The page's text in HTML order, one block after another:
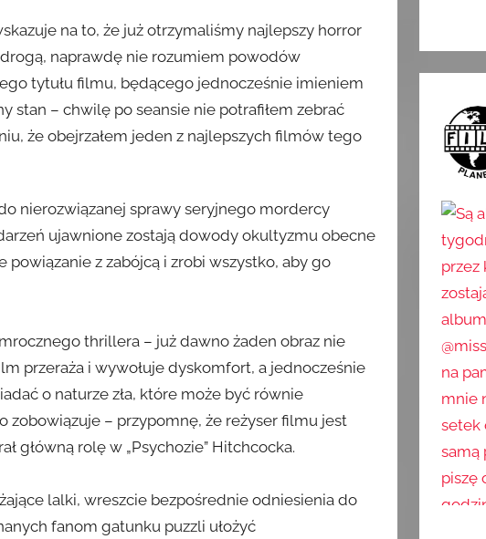
na to, że już otrzymaliśmy najlepszy horror
drogą, naprawdę nie rozumiem powodów
tytułu filmu, będącego jednocześnie imieniem
stan – chwilę po seansie nie potrafiłem zebrać
że obejrzałem jeden z najlepszych filmów tego
nierozwiązanej sprawy seryjnego mordercy
ujawnione zostają dowody okultyzmu obecne
z zabójcą i zrobi wszystko, aby go
thrillera – już dawno żaden obraz nie
przeraża i wywołuje dyskomfort, a jednocześnie
o naturze zła, które może być równie
zobowiązuje – przypomnę, że reżyser filmu jest
główną rolę w „Psychozie” Hitchcocka.
lalki, wreszcie bezpośrednie odniesienia do
fanom gatunku puzzli ułożyć